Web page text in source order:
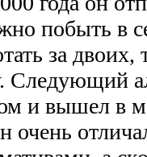
побыть в
за
Следующий
и вышел в
очень